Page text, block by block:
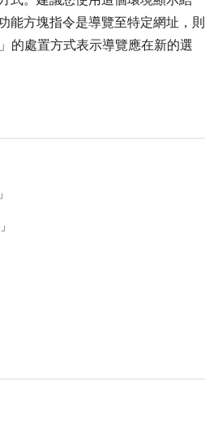
能方塊指令是導覽至特定網址，則
的處置方式表示導覽應在新的選